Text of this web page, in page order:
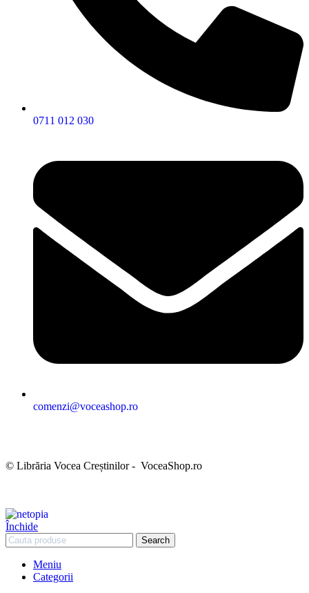
0711 012 030
comenzi@voceashop.ro
© Librăria Vocea Creștinilor - VoceaShop.ro
Închide
Search
Meniu
Categorii